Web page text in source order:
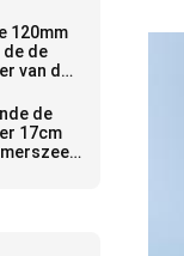
120mm
de de
van de
de
17cm